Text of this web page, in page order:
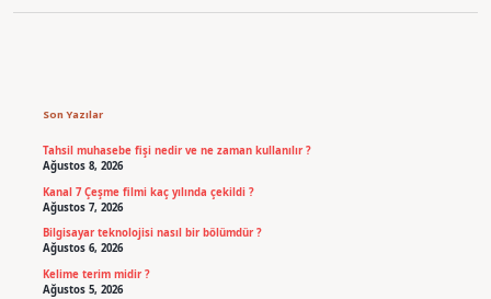
Son Yazılar
Tahsil muhasebe fişi nedir ve ne zaman kullanılır ?
Ağustos 8, 2026
Kanal 7 Çeşme filmi kaç yılında çekildi ?
Ağustos 7, 2026
Bilgisayar teknolojisi nasıl bir bölümdür ?
Ağustos 6, 2026
Kelime terim midir ?
Ağustos 5, 2026